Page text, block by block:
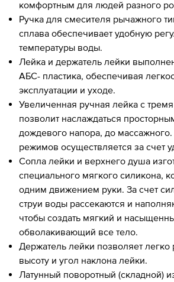
комфортным для людей разного
Ручка для смесителя рычажного
сплава обеспечивает удобную
температуры воды.
Лейка и держатель лейки
АБС- пластика, обеспечивая
эксплуатации и уходе.
Увеличенная ручная лейка с
позволит наслаждаться
дождевого напора, до
режимов осуществляется за счет
Сопла лейки и верхнего душа
специального мягкого силикона,
одним движением руки. За счет
струи воды рассекаются и
чтобы создать мягкий и
обволакивающий все тело.
Держатель лейки позволяет легко
высоту и угол наклона лейки.
Латунный поворотный (складной)